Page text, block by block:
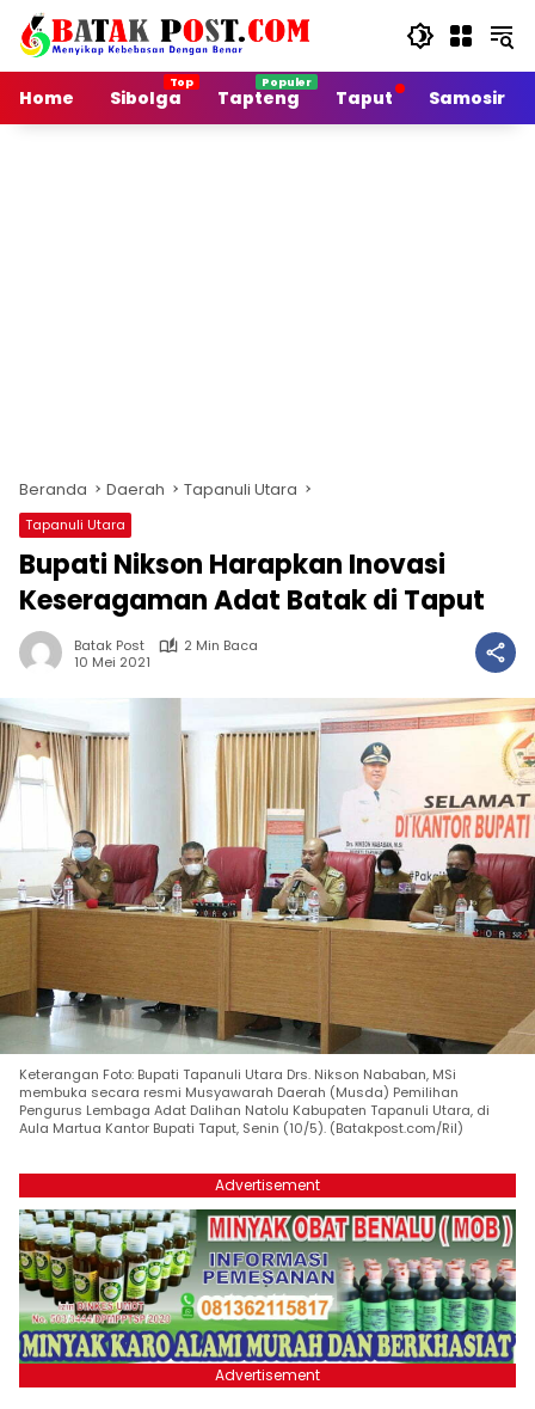
Langsung
konten
Home
Sibolga Tapteng Taput Samosir
Beranda Daerah Tapanuli Utara
Tapanuli Utara
Bupati Nikson Harapkan Inovasi
Keseragaman Adat Batak di Taput
Batak Post
2 Min Baca
10 Mei 2021
Keterangan Foto: Bupati Tapanuli Utara Drs. Nikson Nababan, MSi
membuka secara resmi Musyawarah Daerah (Musda) Pemilihan
Pengurus Lembaga Adat Dalihan Natolu Kabupaten Tapanuli Utara, di
Aula Martua Kantor Bupati Taput, Senin (10/5). (Batakpost.com/Ril)
Advertisement
Advertisement